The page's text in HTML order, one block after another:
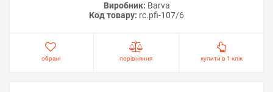
Виробник: Barva
Код товару: rc.pfi-107/6
обрані порівняння купити в 1 клік